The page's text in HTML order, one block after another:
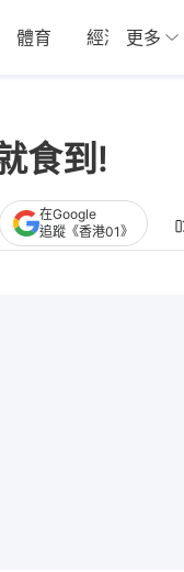
體育 經濟 01
更多
食到!
在Google
追蹤《香港01》